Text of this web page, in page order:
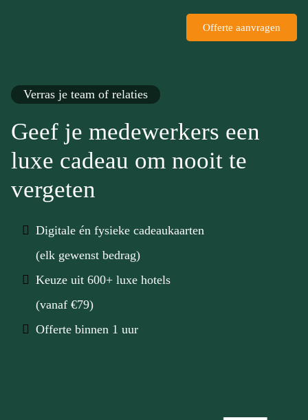
Offerte aanvragen
Verras je team of relaties
Geef je medewerkers een
luxe cadeau om nooit te
vergeten
Digitale én fysieke cadeaukaarten
(elk gewenst bedrag)
Keuze uit 600+ luxe hotels
(vanaf €79)
Offerte binnen 1 uur